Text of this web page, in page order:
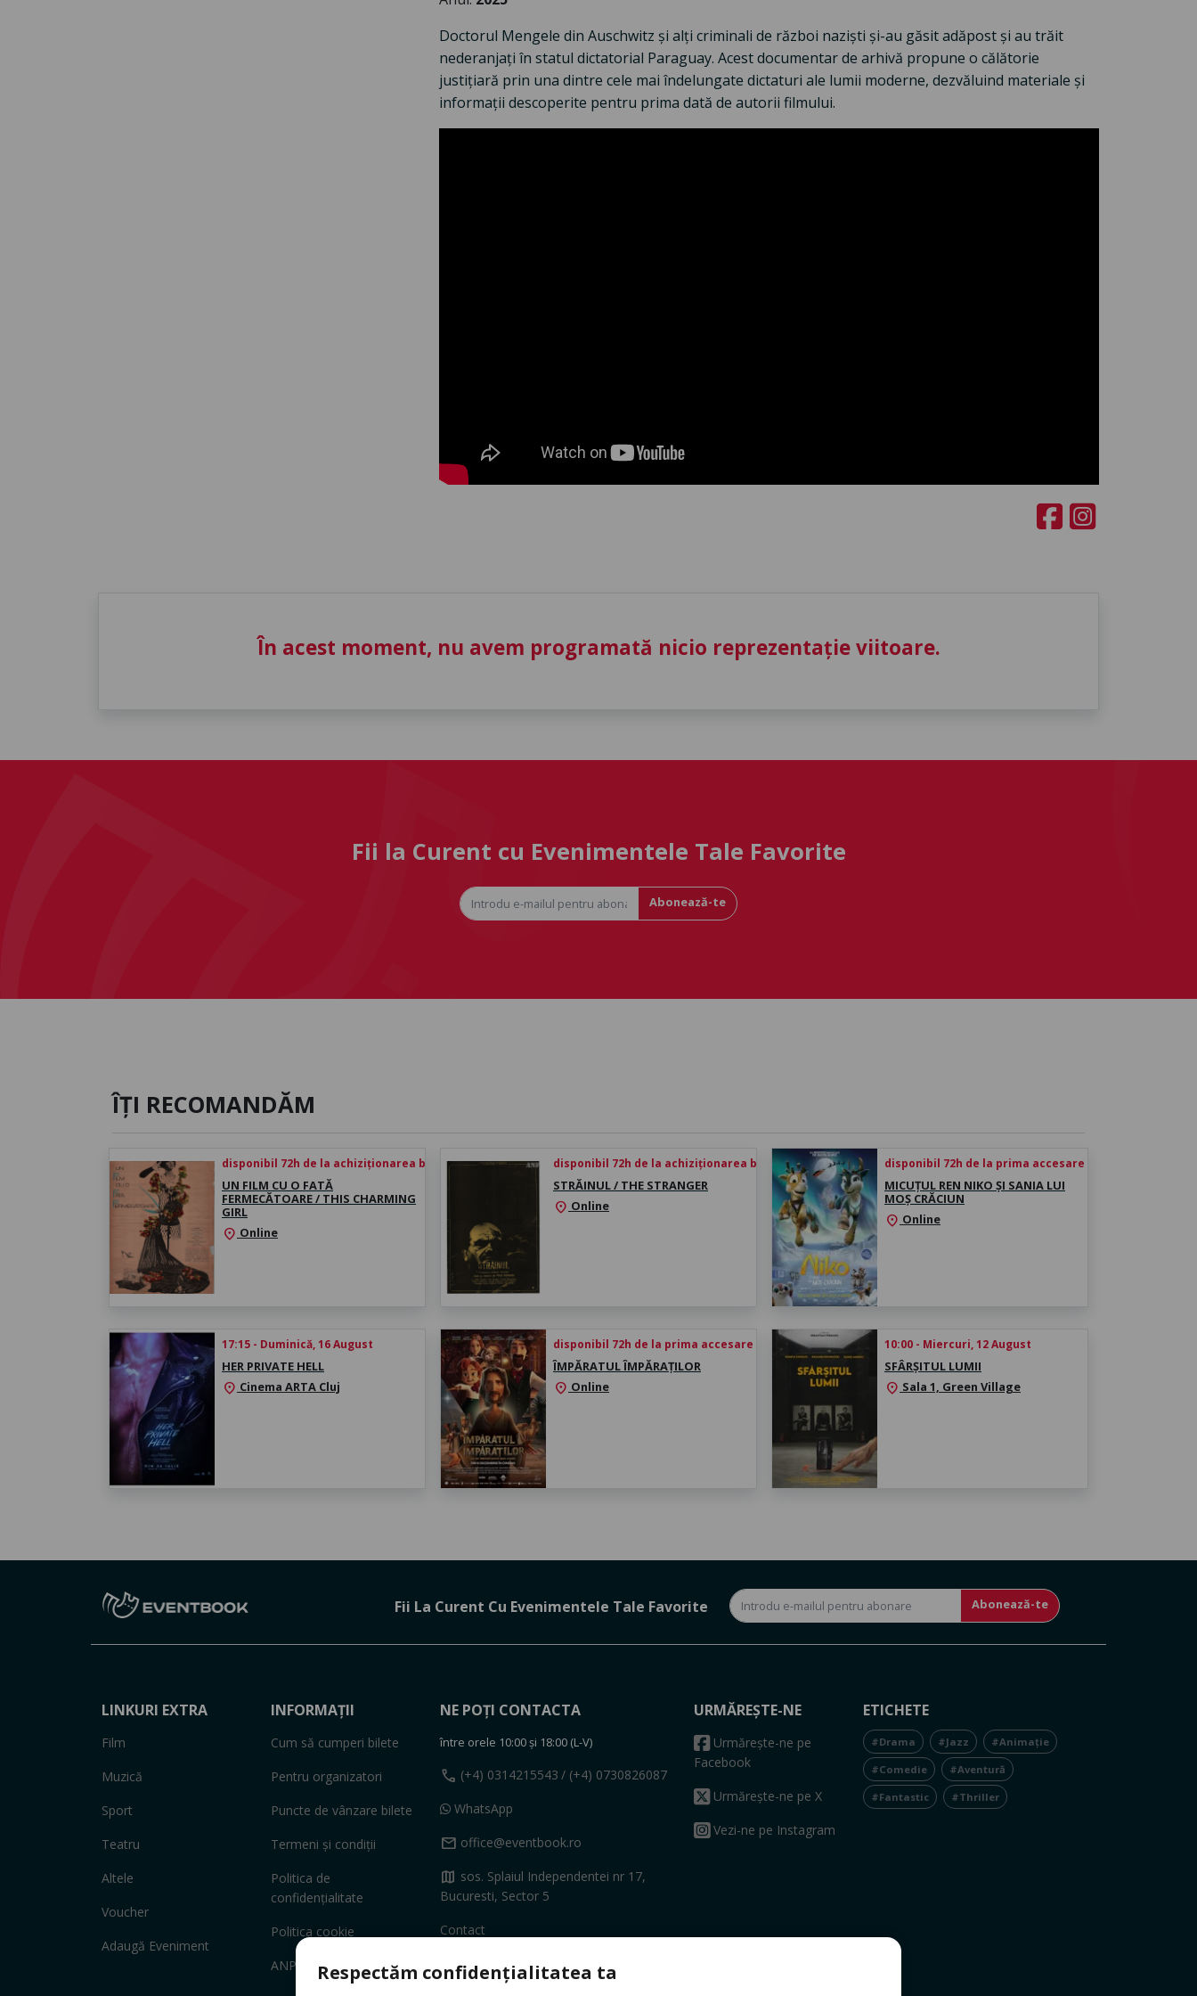
Doctorul Mengele din Auschwitz și alți criminali de război naziști și-au găsit adăpost și au trăit
nederanjați în statul dictatorial Paraguay. Acest documentar de arhivă propune o călătorie
justițiară prin una dintre cele mai îndelungate dictaturi ale lumii moderne, dezvăluind materiale și
informații descoperite pentru prima dată de autorii filmului.
În acest moment, nu avem programată nicio reprezentație viitoare.
Fii la Curent cu Evenimentele Tale Favorite
Abonează-te
ÎȚI RECOMANDĂM
disponibil 72h de la achiziționarea biletului
UN FILM CU O FATĂ
FERMECĂTOARE / THIS CHARMING
GIRL
location_on Online
disponibil 72h de la achiziționarea biletului
STRĂINUL / THE STRANGER
location_on Online
disponibil 72h de la prima accesare
MICUȚUL REN NIKO ȘI SANIA LUI
MOȘ CRĂCIUN
location_on Online
17:15 - Duminică, 16 August
HER PRIVATE HELL
location_on Cinema ARTA Cluj
disponibil 72h de la prima accesare
ÎMPĂRATUL ÎMPĂRAȚILOR
location_on Online
10:00 - Miercuri, 12 August
SFÂRȘITUL LUMII
location_on Sala 1, Green Village
Fii La Curent Cu Evenimentele Tale Favorite Abonează-te
LINKURI EXTRA
Film
Muzică
Sport
Teatru
Altele
Voucher
Adaugă Eveniment
INFORMAȚII
Cum să cumperi bilete
Pentru organizatori
Puncte de vânzare bilete
Termeni și condiții
Politica de
confidențialitate
Politica cookie
ANPC
NE POȚI CONTACTA
între orele 10:00 și 18:00 (L-V)
call (+4) 0314215543 / (+4) 0730826087
WhatsApp
mail office@eventbook.ro
map sos. Splaiul Independentei nr 17,
Bucuresti, Sector 5
Contact
URMĂREȘTE-NE
Urmărește-ne pe
Facebook
Urmărește-ne pe X
Vezi-ne pe Instagram
ETICHETE
#Drama #Jazz #Animație
#Comedie #Aventură
#Fantastic #Thriller
Respectăm confidențialitatea ta